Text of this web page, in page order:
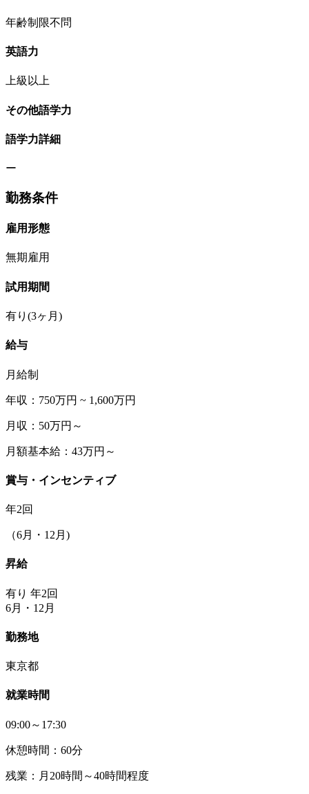
年齢制限不問
英語力
上級以上
その他語学力
語学力詳細
ー
勤務条件
雇用形態
無期雇用
試用期間
有り(3ヶ月)
給与
月給制
年収：750万円 ~ 1,600万円
月収：50万円～
月額基本給：43万円～
賞与・インセンティブ
年2回
（6月・12月)
昇給
有り 年2回
6月・12月
勤務地
東京都
就業時間
09:00～17:30
休憩時間：60分
残業：月20時間～40時間程度